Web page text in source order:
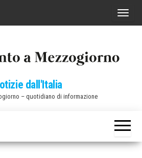
C
a
v
dall'Italia
– quotidiano di informazione